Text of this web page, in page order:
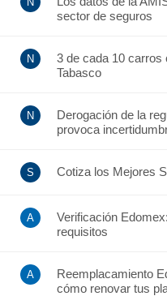
sector de seguros
3 de cada 10 carros
Tabasco
Derogación de la
provoca
Cotiza los Mejores
Verificación
requisitos
Reemplacamiento
cómo renovar tus